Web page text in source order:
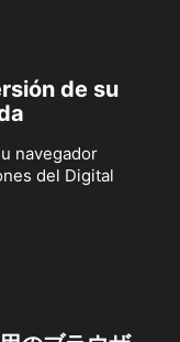
de su
navegador
del Digital